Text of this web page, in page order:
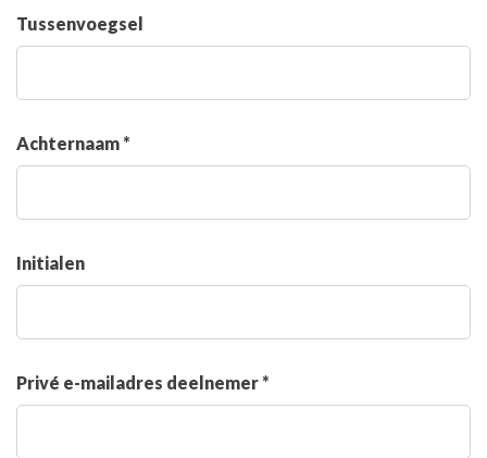
Tussenvoegsel
Achternaam *
Initialen
Privé e-mailadres deelnemer *